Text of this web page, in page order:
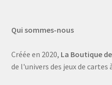
Qui sommes-nous
Créée en 2020, La Boutique
de l'univers des jeux de